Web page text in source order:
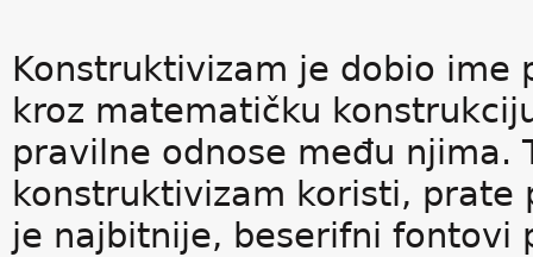
Konstruktivizam je dobio ime
kroz matematičku
pravilne odnose među njima.
konstruktivizam koristi,
je najbitnije, beserifni fontovi